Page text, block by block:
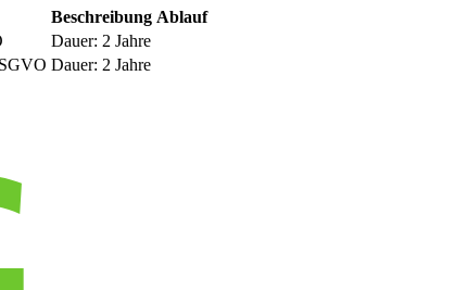
Beschreibung Ablauf
Dauer: 2 Jahre
Dauer: 2 Jahre